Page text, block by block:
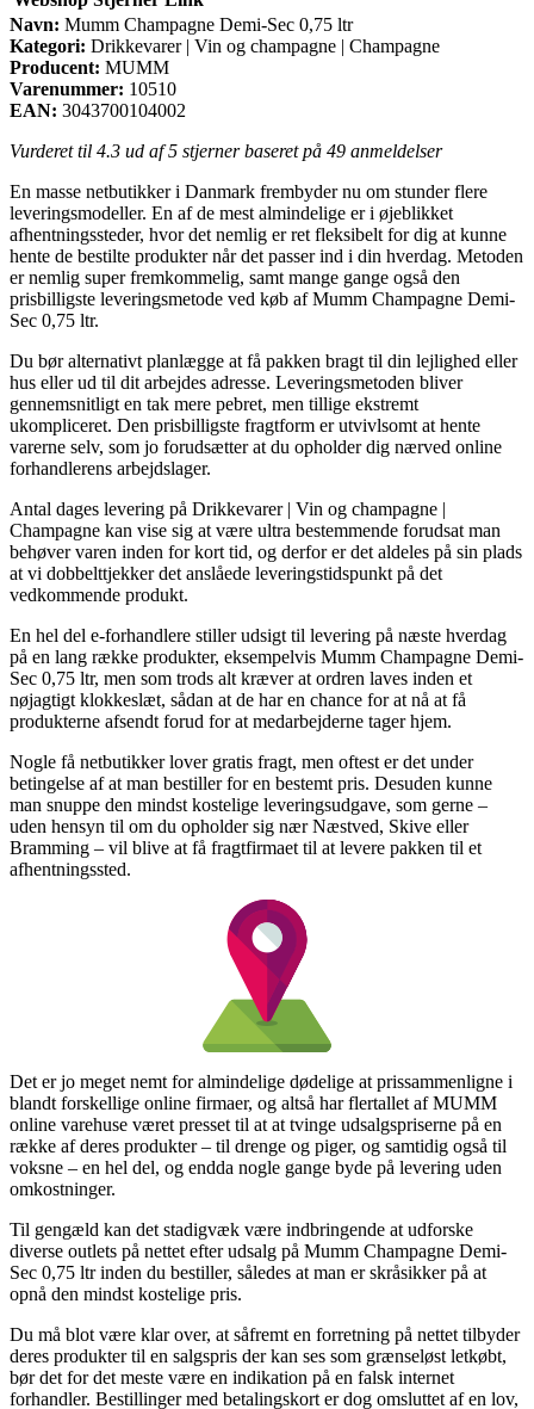
Navn: Mumm Champagne Demi-Sec 0,75 ltr
Kategori: Drikkevarer | Vin og champagne | Champagne
Producent: MUMM
Varenummer: 10510
EAN: 3043700104002
Vurderet til 4.3 ud af 5 stjerner baseret på 49 anmeldelser
En masse netbutikker i Danmark frembyder nu om stunder flere
leveringsmodeller. En af de mest almindelige er i øjeblikket
afhentningssteder, hvor det nemlig er ret fleksibelt for dig at kunne
hente de bestilte produkter når det passer ind i din hverdag. Metoden
er nemlig super fremkommelig, samt mange gange også den
prisbilligste leveringsmetode ved køb af Mumm Champagne Demi-
Sec 0,75 ltr.
Du bør alternativt planlægge at få pakken bragt til din lejlighed eller
hus eller ud til dit arbejdes adresse. Leveringsmetoden bliver
gennemsnitligt en tak mere pebret, men tillige ekstremt
ukompliceret. Den prisbilligste fragtform er utvivlsomt at hente
varerne selv, som jo forudsætter at du opholder dig nærved online
forhandlerens arbejdslager.
Antal dages levering på Drikkevarer | Vin og champagne |
Champagne kan vise sig at være ultra bestemmende forudsat man
behøver varen inden for kort tid, og derfor er det aldeles på sin plads
at vi dobbelttjekker det anslåede leveringstidspunkt på det
vedkommende produkt.
En hel del e-forhandlere stiller udsigt til levering på næste hverdag
på en lang række produkter, eksempelvis Mumm Champagne Demi-
Sec 0,75 ltr, men som trods alt kræver at ordren laves inden et
nøjagtigt klokkeslæt, sådan at de har en chance for at nå at få
produkterne afsendt forud for at medarbejderne tager hjem.
Nogle få netbutikker lover gratis fragt, men oftest er det under
betingelse af at man bestiller for en bestemt pris. Desuden kunne
man snuppe den mindst kostelige leveringsudgave, som gerne –
uden hensyn til om du opholder sig nær Næstved, Skive eller
Bramming – vil blive at få fragtfirmaet til at levere pakken til et
afhentningssted.
Det er jo meget nemt for almindelige dødelige at prissammenligne i
blandt forskellige online firmaer, og altså har flertallet af MUMM
online varehuse været presset til at at tvinge udsalgspriserne på en
række af deres produkter – til drenge og piger, og samtidig også til
voksne – en hel del, og endda nogle gange byde på levering uden
omkostninger.
Til gengæld kan det stadigvæk være indbringende at udforske
diverse outlets på nettet efter udsalg på Mumm Champagne Demi-
Sec 0,75 ltr inden du bestiller, således at man er skråsikker på at
opnå den mindst kostelige pris.
Du må blot være klar over, at såfremt en forretning på nettet tilbyder
deres produkter til en salgspris der kan ses som grænseløst letkøbt,
bør det for det meste være en indikation på en falsk internet
forhandler. Bestillinger med betalingskort er dog omsluttet af en lov,